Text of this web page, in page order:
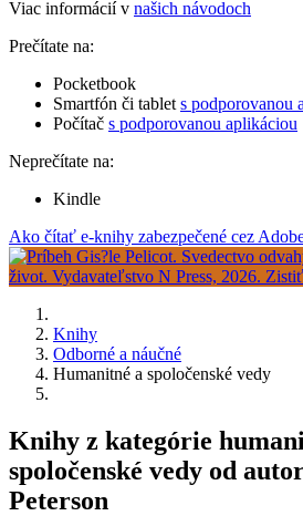
Viac informácií v našich návodoch
Prečítate na:
Pocketbook
Smartfón či tablet s podporovanou
Počítač s podporovanou aplikáciou
Neprečítate na:
Kindle
Ako čítať e-knihy zabezpečené cez
Knihy
Odborné a náučné
Humanitné a spoločenské vedy
Knihy z kategórie
spoločenské vedy od
Peterson